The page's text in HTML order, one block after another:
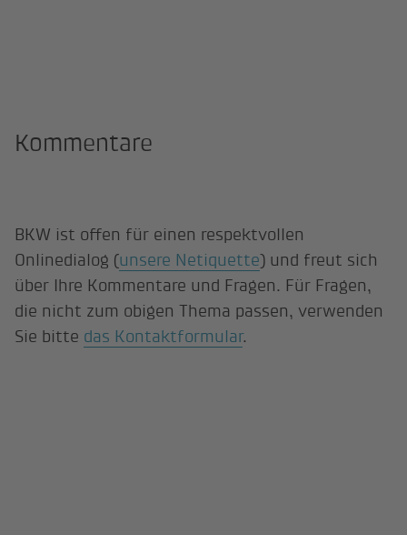
Kommentare
BKW ist offen für einen respektvollen
Onlinedialog (unsere Netiquette) und freut sich
über Ihre Kommentare und Fragen. Für Fragen,
die nicht zum obigen Thema passen, verwenden
Sie bitte das Kontaktformular.